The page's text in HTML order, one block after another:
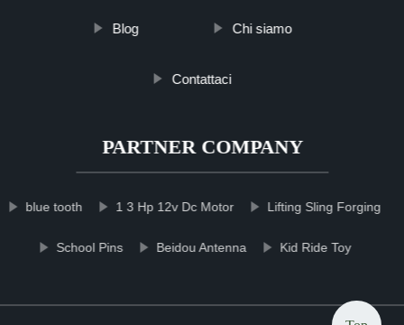
Blog Chi siamo
Contattaci
PARTNER COMPANY
blue tooth 1 3 Hp 12v Dc Motor Lifting Sling Forging
School Pins Beidou Antenna Kid Ride Toy